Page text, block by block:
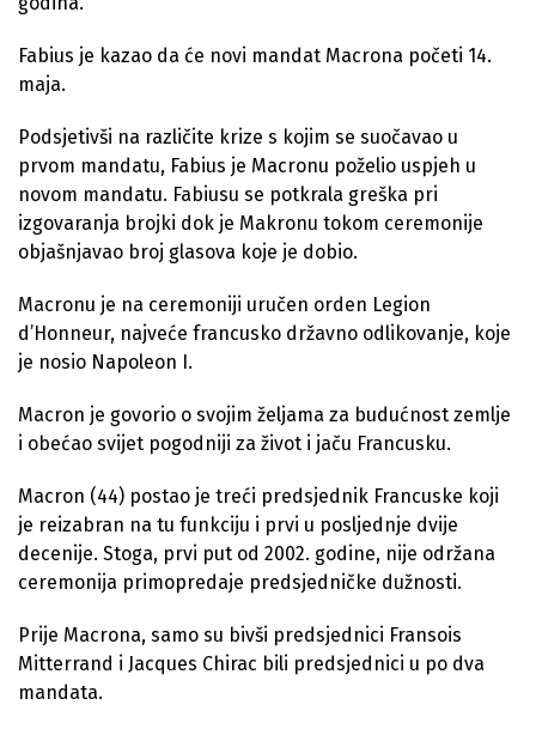
Fabius je kazao da će novi mandat Macrona početi 14.
maja.
Podsjetivši na različite krize s kojim se suočavao u
prvom mandatu, Fabius je Macronu poželio uspjeh u
novom mandatu. Fabiusu se potkrala greška pri
izgovaranja brojki dok je Makronu tokom ceremonije
objašnjavao broj glasova koje je dobio.
Macronu je na ceremoniji uručen orden Legion
d’Honneur, najveće francusko državno odlikovanje, koje
je nosio Napoleon I.
Macron je govorio o svojim željama za budućnost zemlje
i obećao svijet pogodniji za život i jaču Francusku.
Macron (44) postao je treći predsjednik Francuske koji
je reizabran na tu funkciju i prvi u posljednje dvije
decenije. Stoga, prvi put od 2002. godine, nije održana
ceremonija primopredaje predsjedničke dužnosti.
Prije Macrona, samo su bivši predsjednici Fransois
Mitterrand i Jacques Chirac bili predsjednici u po dva
mandata.